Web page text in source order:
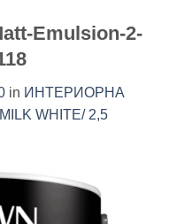
Emulsion-2-
in ИНТЕРИОРНА
WHITE/ 2,5